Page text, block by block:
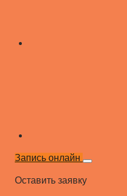
Запись онлайн
Оставить заявку